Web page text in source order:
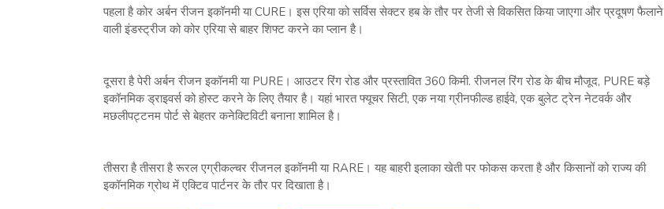
पहला है कोर अर्बन रीजन इकॉनमी या CURE। इस एरिया को सर्विस सेक्टर हब के तौर पर तेजी से विकसित किया जाएगा और प्रदूषण फैलाने
वाली इंडस्ट्रीज को कोर एरिया से बाहर शिफ्ट करने का प्लान है।
दूसरा है पेरी अर्बन रीजन इकॉनमी या PURE। आउटर रिंग रोड और प्रस्तावित 360 किमी. रीजनल रिंग रोड के बीच मौजूद, PURE बड़े
इकॉनमिक ड्राइवर्स को होस्ट करने के लिए तैयार है। यहां भारत फ्यूचर सिटी, एक नया ग्रीनफील्ड हाईवे, एक बुलेट ट्रेन नेटवर्क और
मछलीपट्टनम पोर्ट से बेहतर कनेक्टिविटी बनाना शामिल है।
तीसरा है तीसरा है रूरल एग्रीकल्चर रीजनल इकॉनमी या RARE। यह बाहरी इलाका खेती पर फोकस करता है और किसानों को राज्य की
इकॉनमिक ग्रोथ में एक्टिव पार्टनर के तौर पर दिखाता है।